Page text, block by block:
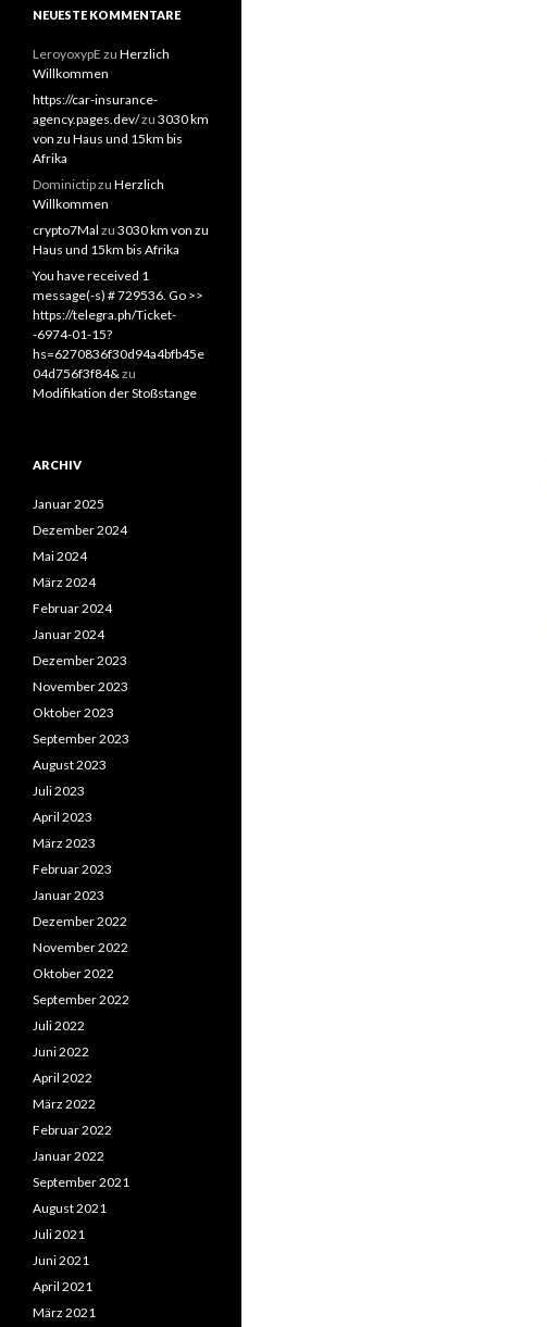
NEUESTE KOMMENTARE
LeroyoxypE zu Herzlich
Willkommen
https://car-insurance-
agency.pages.dev/zu 3030 km
von zu Haus und 15km bis
Afrika
Dominictipzu Herzlich
Willkommen
crypto7Mal zu 3030 km von zu
Haus und 15km bis Afrika
You have received 1
message(-s) # 729536. Go >>
https://telegra.ph/Ticket-
-6974-01-15?
hs=6270836f30d94a4bfb45e
04d756f3f84&zu
Modifikation der Stoßstange
ARCHIV
Januar 2025
Dezember 2024
Mai 2024
März 2024
Februar 2024
Januar 2024
Dezember 2023
November 2023
Oktober 2023
September 2023
August 2023
Juli 2023
April 2023
März 2023
Februar 2023
Januar 2023
Dezember 2022
November 2022
Oktober 2022
September 2022
Juli 2022
Juni 2022
April 2022
März 2022
Februar 2022
Januar 2022
September 2021
August 2021
Juli 2021
Juni 2021
April 2021
März 2021